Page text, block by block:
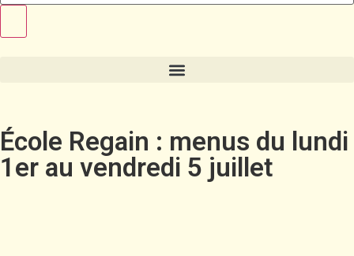
École Regain : menus du lundi
1er au vendredi 5 juillet